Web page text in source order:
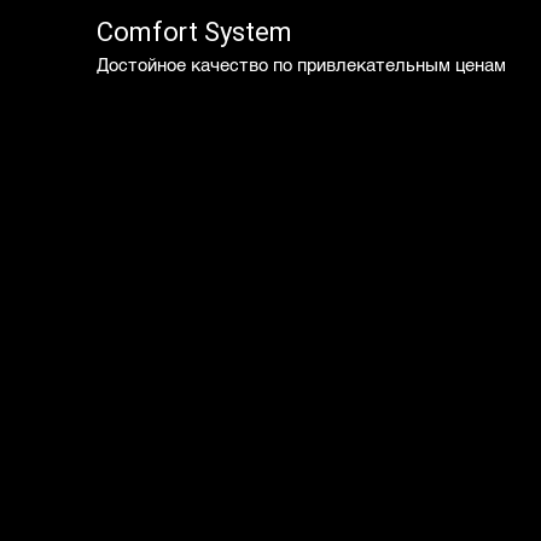
Comfort System
Достойное качество по привлекательным ценам